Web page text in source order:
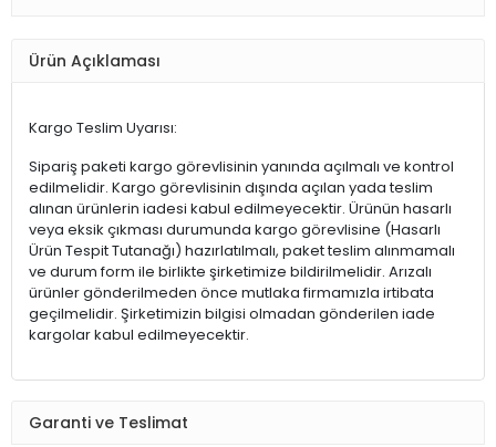
Ürün Açıklaması
Kargo Teslim Uyarısı:
Sipariş paketi kargo görevlisinin yanında açılmalı ve kontrol
edilmelidir. Kargo görevlisinin dışında açılan yada teslim
alınan ürünlerin iadesi kabul edilmeyecektir. Ürünün hasarlı
veya eksik çıkması durumunda kargo görevlisine (Hasarlı
Ürün Tespit Tutanağı) hazırlatılmalı, paket teslim alınmamalı
ve durum form ile birlikte şirketimize bildirilmelidir. Arızalı
ürünler gönderilmeden önce mutlaka firmamızla irtibata
geçilmelidir. Şirketimizin bilgisi olmadan gönderilen iade
kargolar kabul edilmeyecektir.
Garanti ve Teslimat